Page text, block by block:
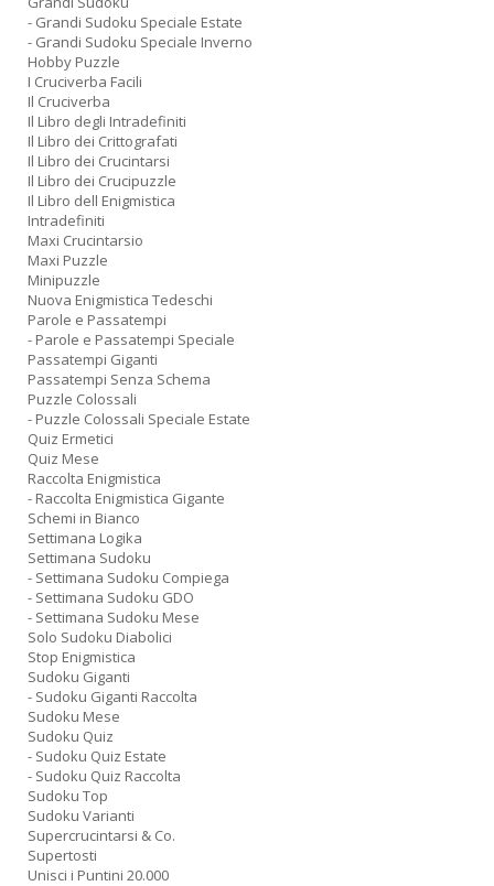
- Grandi Sudoku Speciale Estate
- Grandi Sudoku Speciale Inverno
Hobby Puzzle
I Cruciverba Facili
Il Cruciverba
Il Libro degli Intradefiniti
Il Libro dei Crittografati
Il Libro dei Crucintarsi
Il Libro dei Crucipuzzle
Il Libro dell Enigmistica
Intradefiniti
Maxi Crucintarsio
Maxi Puzzle
Minipuzzle
Nuova Enigmistica Tedeschi
Parole e Passatempi
- Parole e Passatempi Speciale
Passatempi Giganti
Passatempi Senza Schema
Puzzle Colossali
- Puzzle Colossali Speciale Estate
Quiz Ermetici
Quiz Mese
Raccolta Enigmistica
- Raccolta Enigmistica Gigante
Schemi in Bianco
Settimana Logika
Settimana Sudoku
- Settimana Sudoku Compiega
- Settimana Sudoku GDO
- Settimana Sudoku Mese
Solo Sudoku Diabolici
Stop Enigmistica
Sudoku Giganti
- Sudoku Giganti Raccolta
Sudoku Mese
Sudoku Quiz
- Sudoku Quiz Estate
- Sudoku Quiz Raccolta
Sudoku Top
Sudoku Varianti
Supercrucintarsi & Co.
Supertosti
Unisci i Puntini 20.000